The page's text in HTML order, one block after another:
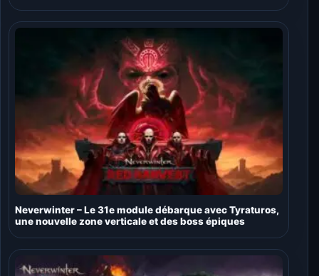
Neverwinter – Le 31e module débarque avec Tyraturos,
une nouvelle zone verticale et des boss épiques